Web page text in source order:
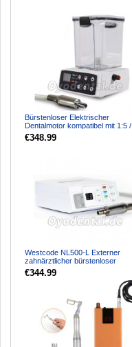
Bürstenloser Elektrischer
Dentalmotor kompatibel mit 1:5 /
1:1 / 16:1 Winkelstüc...
€348.99
Westcode NL500-L Externer
zahnärztlicher bürstenloser
elektromotor für winkelstü...
€344.99